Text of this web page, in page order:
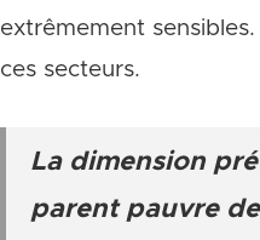
extrêmement
ces secteurs.
La dimension
parent pauvre